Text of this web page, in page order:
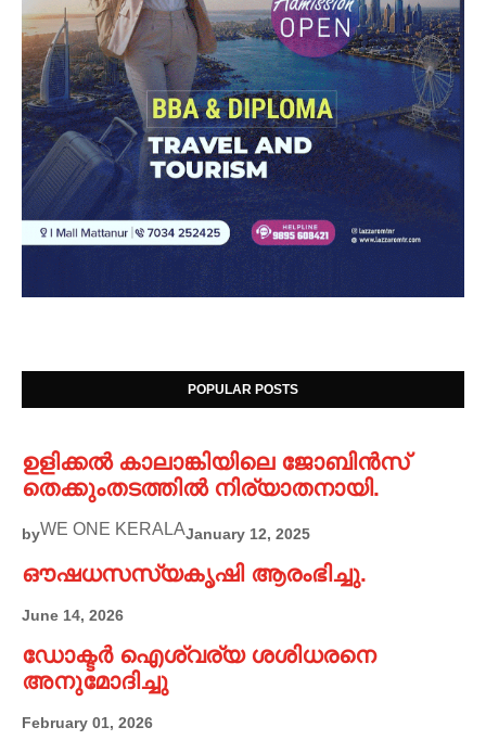
POPULAR POSTS
ഉളിക്കൽ കാലാങ്കിയിലെ ജോബിൻസ്
തെക്കുംതടത്തിൽ നിര്യാതനായി.
byWE ONE KERALAJanuary 12, 2025
ഔഷധസസ്യകൃഷി ആരംഭിച്ചു.
June 14, 2026
ഡോക്ടർ ഐശ്വര്യ ശശിധരനെ
അനുമോദിച്ചു
February 01, 2026